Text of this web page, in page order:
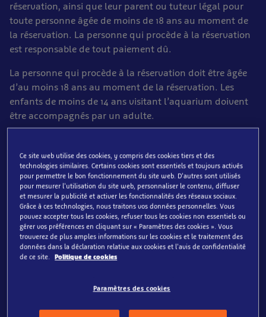
réservation, ainsi que leur parent ou tuteur légal pour
toute personne âgée de moins de 18 ans au moment de
la réservation. La personne qui procède à la réservation
est responsable de tout paiement dû.
La personne qui procède à la réservation doit être âgée
d’au moins 18 ans au moment de la réservation. Les
enfants de moins de 14 ans visitant l’aquarium doivent
être accompagnés par un adulte.
internet. A la fin du processus de réservation, il vous
sera demandé de confirmer que vous avez lu et
approuvé nos conditions générales de vente, en cochant
une case prévue à cet effet.
Une référence de réservation vous sera attribuée à titre
de confirmation de réservation, et nous vous
reconfirmerons votre réservation par e-mail, à l’adresse
que vous aurez fournie au moment de la réservation. Si
messagerie, nous attirons votre attention sur le fait que
Ce site web utilise des cookies, y compris des cookies tiers et des
technologies similaires. Certains cookies sont essentiels et toujours activés
pour permettre le bon fonctionnement du site web. D'autres sont utilisés
pour mesurer l'utilisation du site web, personnaliser le contenu, diffuser
et mesurer la publicité et activer les fonctionnalités des réseaux sociaux.
Grâce à ces technologies, nous traitons vos données personnelles. Vous
pouvez accepter tous les cookies, refuser tous les cookies non essentiels ou
gérer vos préférences en cliquant sur « Paramètres des cookies ». Vous
trouverez de plus amples informations sur les cookies et le traitement des
données dans la déclaration relative aux cookies et l'avis de confidentialité
de ce site.
Politique de cookies
Paramètres des cookies